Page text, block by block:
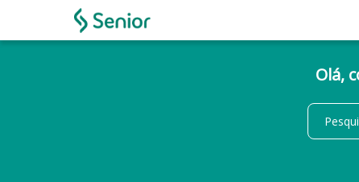
Olá,